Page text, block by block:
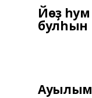
Йөҙ
булһын